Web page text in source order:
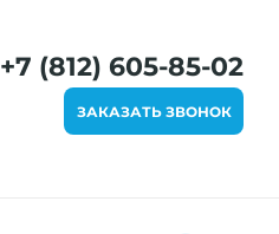
+7 (812) 605-85-02
ЗАКАЗАТЬ ЗВОНОК